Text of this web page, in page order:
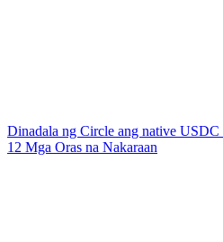
Dinadala ng Circle ang native
12 Mga Oras na Nakaraan